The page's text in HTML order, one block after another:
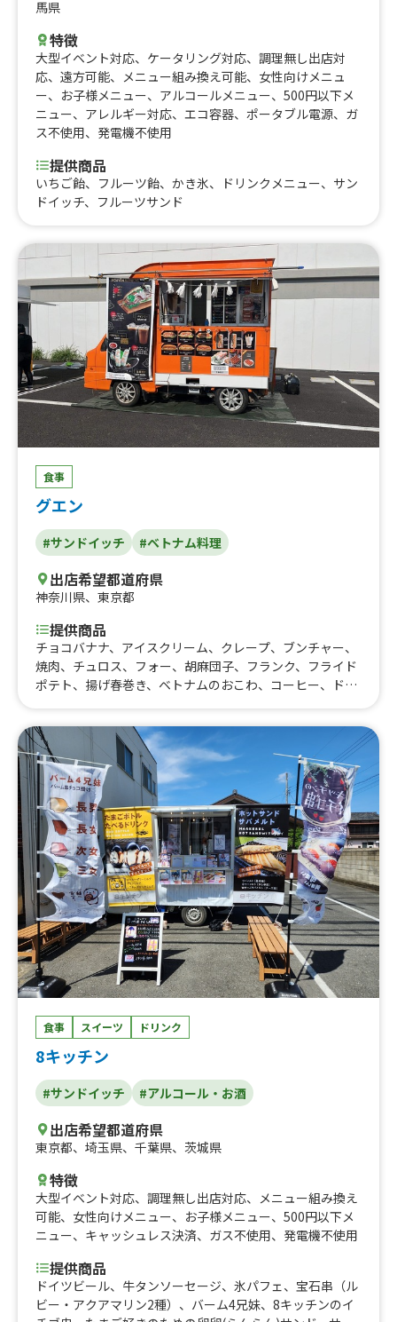
馬県
特徴
大型イベント対応、 ケータリング対応、 調理無し出店対
応、 遠方可能、 メニュー組み換え可能、 女性向けメニュ
ー、 お子様メニュー、 アルコールメニュー、 500円以下メ
ニュー、 アレルギー対応、 エコ容器、 ポータブル電源、 ガ
ス不使用、 発電機不使用
提供商品
いちご飴、フルーツ飴、かき氷、ドリンクメニュー、サン
ドイッチ、フルーツサンド
食事
グエン
#サンドイッチ #ベトナム料理
出店希望都道府県
神奈川県、 東京都
提供商品
チョコバナナ、アイスクリーム、クレープ、ブンチャー、
焼肉、チュロス、フォー、胡麻団子、フランク、フライド
ポテト、揚げ春巻き、ベトナムのおこわ、コーヒー、ドリ
食事 スイーツ ドリンク
8キッチン
#サンドイッチ #アルコール・お酒
出店希望都道府県
東京都、 埼玉県、 千葉県、 茨城県
特徴
大型イベント対応、 調理無し出店対応、 メニュー組み換え
可能、 女性向けメニュー、 お子様メニュー、 500円以下メ
ニュー、 キャッシュレス決済、 ガス不使用、 発電機不使用
提供商品
ドイツビール、牛タンソーセージ、氷パフェ、宝石串（ル
ビー・アクアマリン2種）、バーム4兄妹、8キッチンのイ